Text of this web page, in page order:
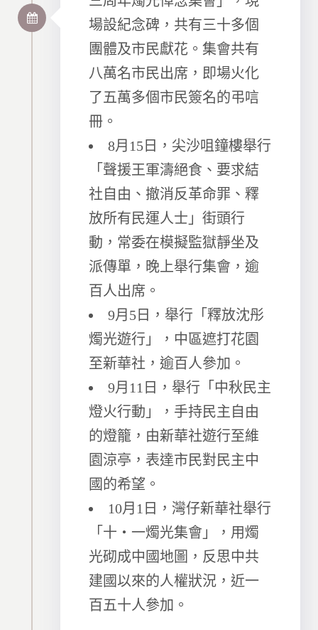
場設紀念碑，共有三十多個
團體及市民獻花。集會共有
八萬名市民出席，即場火化
了五萬多個市民簽名的弔唁
冊。
8月15日，尖沙咀鐘樓舉行
「聲援王軍濤絕食、要求結
社自由、撤消反革命罪、釋
放所有民運人士」街頭行
動，常委在模擬監獄靜坐及
派傳單，晚上舉行集會，逾
百人出席。
9月5日，舉行「釋放沈彤
燭光遊行」，中區遮打花園
至新華社，逾百人參加。
9月11日，舉行「中秋民主
燈火行動」，手持民主自由
的燈籠，由新華社遊行至維
園涼亭，表達市民對民主中
國的希望。
10月1日，灣仔新華社舉行
「十‧一燭光集會」，用燭
光砌成中國地圖，反思中共
建國以來的人權狀況，近一
百五十人參加。